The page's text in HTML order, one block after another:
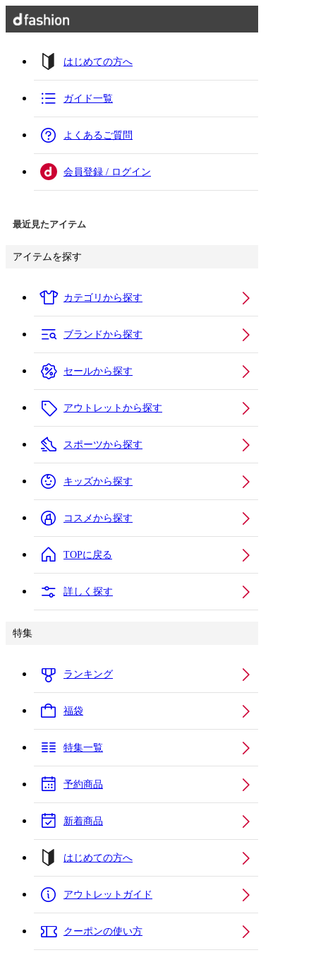
はじめての方へ
ガイド一覧
よくあるご質問
会員登録 / ログイン
最近見たアイテム
アイテムを探す
カテゴリから探す
ブランドから探す
セールから探す
アウトレットから探す
スポーツから探す
キッズから探す
コスメから探す
TOPに戻る
詳しく探す
特集
ランキング
福袋
特集一覧
予約商品
新着商品
はじめての方へ
アウトレットガイド
クーポンの使い方